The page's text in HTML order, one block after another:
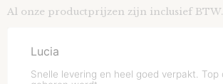
Al onze productprijzen zijn inclusief BTW.